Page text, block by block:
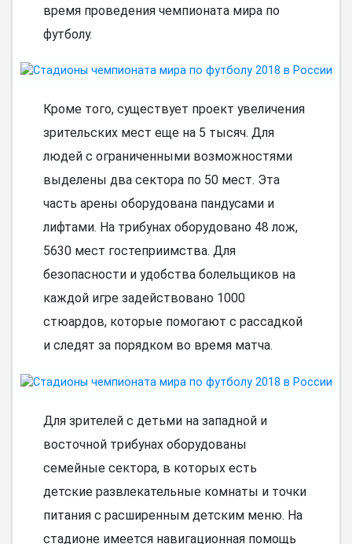
время проведения чемпионата мира по
футболу.
Кроме того, существует проект увеличения
зрительских мест еще на 5 тысяч. Для
людей с ограниченными возможностями
выделены два сектора по 50 мест. Эта
часть арены оборудована пандусами и
лифтами. На трибунах оборудовано 48 лож,
5630 мест гостеприимства. Для
безопасности и удобства болельщиков на
каждой игре задействовано 1000
стюардов, которые помогают с рассадкой
и следят за порядком во время матча.
Для зрителей с детьми на западной и
восточной трибунах оборудованы
семейные сектора, в которых есть
детские развлекательные комнаты и точки
питания с расширенным детским меню. На
стадионе имеется навигационная помощь